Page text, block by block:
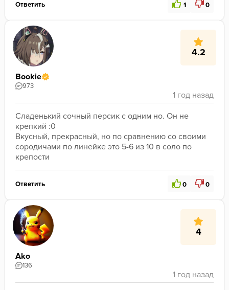
Ответить 1 0
4.2
Bookie
973
Сладенький сочный персик с одним но. Он не
крепкий :0
Вкусный, прекрасный, но по сравнению со своими
сородичами по линейке это 5-6 из 10 в соло по
крепости
Ответить 0 0
4
Ako
136